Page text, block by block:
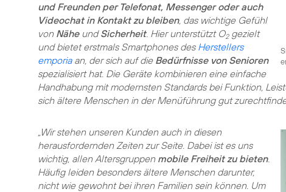
und Freunden per Telefonat, Messenger oder auch
Videochat in Kontakt zu bleiben, das wichtige Gefühl
von NäheundSicherheit. Hier unterstützt O2gezielt
und bietet erstmals Smartphones des Herstellers
emporiaan, der sich auf die Bedürfnisse von Senioren
spezialisiert hat. Die Geräte kombinieren eine einfache
Handhabung mit modernsten Standards bei Funktion,
sich ältere Menschen in der Menüführung gut
„Wir stehen unseren Kunden auch in diesen
herausfordernden Zeiten zur Seite. Dabei ist es uns
wichtig, allen Altersgruppen mobile Freiheit zu bieten.
Häufig leiden besonders ältere Menschen darunter,
nicht wie gewohnt bei ihren Familien sein können. Um